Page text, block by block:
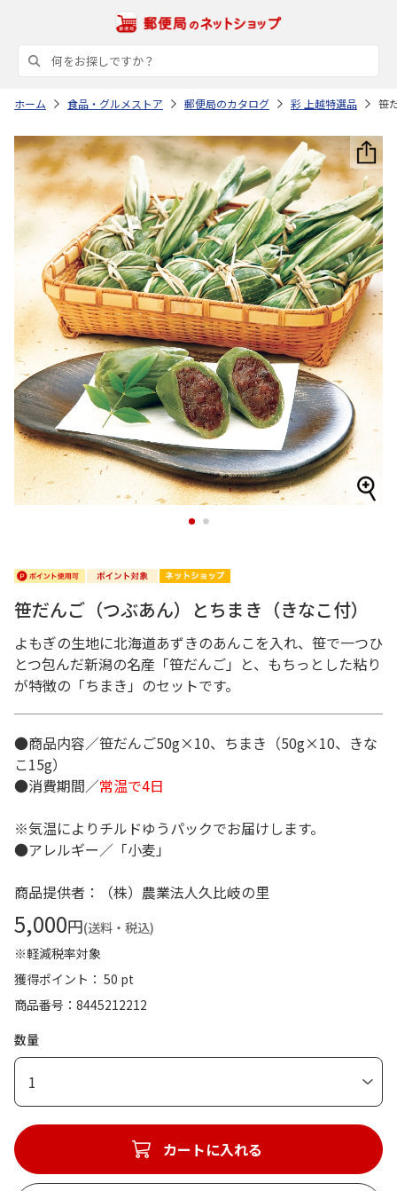
ホーム 食品・グルメストア 郵便局のカタログ 彩 上越特選品 笹
1 2
笹だんご（つぶあん）とちまき（きなこ付）
よもぎの生地に北海道あずきのあんこを入れ、笹で一つひ
とつ包んだ新潟の名産「笹だんご」と、もちっとした粘り
が特徴の「ちまき」のセットです。
●商品内容／笹だんご50g×10、ちまき（50g×10、きな
こ15g）
●消費期間／常温で4日
※気温によりチルドゆうパックでお届けします。
●アレルギー／「小麦」
商品提供者：（株）農業法人久比岐の里
5,000円(送料・税込)
※軽減税率対象
獲得ポイント： 50 pt
商品番号
8445212212
数量
1
カートに入れる